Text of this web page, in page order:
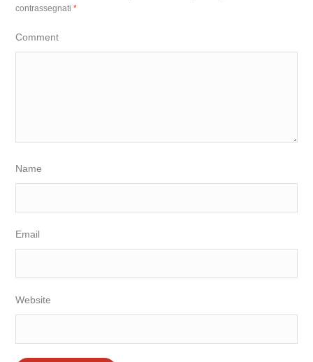
contrassegnati*
Comment
Name
Email
Website